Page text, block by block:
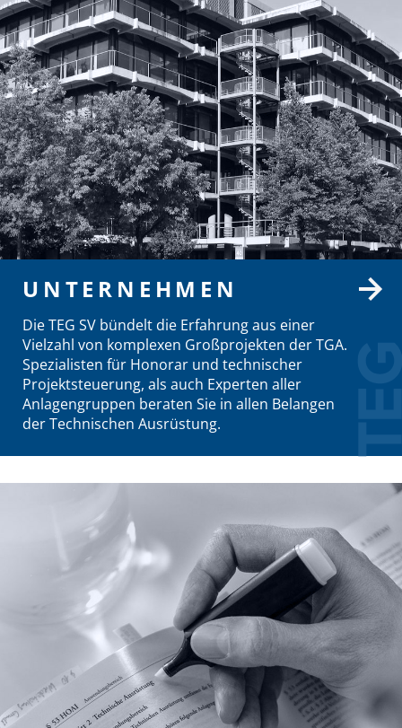
UNTERNEHMEN
Die TEG SV bündelt die Erfahrung aus einer
Vielzahl von komplexen Großprojekten der TGA.
Spezialisten für Honorar und technischer
Projektsteuerung, als auch Experten aller
Anlagengruppen beraten Sie in allen Belangen
der Technischen Ausrüstung.